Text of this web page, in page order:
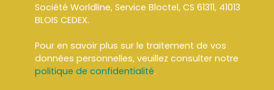
Société Worldline, Service Bloctel, CS 61311, 41013
BLOIS CEDEX.
Pour en savoir plus sur le traitement de vos
données personnelles, veuillez consulter notre
politique de confidentialité.